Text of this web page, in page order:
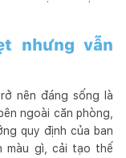
nhưng vẫn
nên đáng sống là
ngoài căn phòng,
quy định của ban
màu gì, cải tạo thế